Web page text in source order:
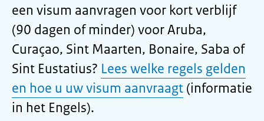
een visum aanvragen voor kort verblijf
(90 dagen of minder) voor Aruba,
Curaçao, Sint Maarten, Bonaire, Saba of
Sint Eustatius? Lees welke regels gelden
en hoe u uw visum aanvraagt (informatie
in het Engels).